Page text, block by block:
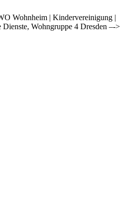
Wohnheim | Kindervereinigung |
Wohngruppe 4 Dresden –->